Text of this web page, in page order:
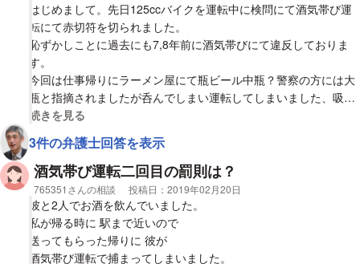
はじめまして。先日125ccバイクを運転中に検問にて酒気帯び運
転にて赤切符を切られました。
恥ずかしことに過去にも7,8年前に酒気帯びにて違反しておりま
す。
今回は仕事帰りにラーメン屋にて瓶ビール中瓶？警察の方には大
瓶と指摘されましたが呑んでしまい運転してしまいました、吸気
で0.26でした、先月にもバイクにていわゆるすり抜け通行区分に
て違反しております。
調べたら最低でも欠格2年との事でしたので懲戒解雇や夫婦離婚
等で悩んでおります。
その後反省して禁酒も決めました。ただあまりにも刑事罰が厳し
いいので再就職も中々上手くいきそうもありません。どうにか刑
事罰を軽くしてもらい人生をもう一度やり直したいです。
昨今飲酒でのとても悲しい事件が多いので厳罰は当たり前だと思
います。自分も人を傷つけてたかもしれません、最後に少しでも
視覚的に省略された相談全文の
続きを見る
3件の弁護士回答を表示
酒気帯び運転二回目の罰則は？
相談者
765351さんの相談 投稿日： 2019年02月20日
彼と2人でお酒を飲んでいました。
私が帰る時に 駅まで近いので
送ってもらった帰りに 彼が
酒気帯び運転で捕まってしまいました。